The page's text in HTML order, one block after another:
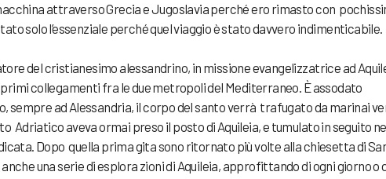
attraverso Grecia e Jugoslavia perché ero rimasto con
solo l’essenziale perché quel viaggio è stato davvero indimenticabile.
del cristianesimo alessandrino, in missione evangelizzatrice ad
collegamenti fra le due metropoli del Mediterraneo. È assodato
sempre ad Alessandria, il corpo del santo verrà trafugato da marinai
Adriatico aveva ormai preso il posto di Aquileia, e tumulato in seguito
Dopo quella prima gita sono ritornato più volte alla chiesetta di
una serie di esplora zioni di Aquileia, approfittando di ogni giorno o